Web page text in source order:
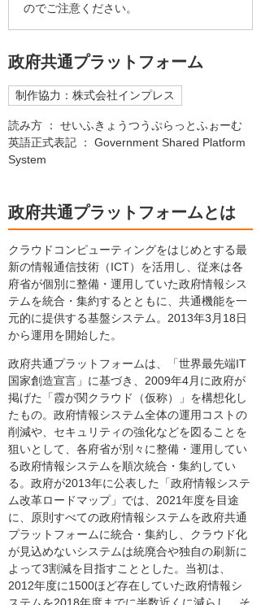
のでご注意ください。
政府共通プラットフォーム
制作協力：株式会社インプレス
読み方 ： せいふきょうつうぷらっとふぉーむ
英語正式表記 ： Government Shared Platform
System
政府共通プラットフォームとは
クラウドコンピューティングをはじめとする最
新の情報通信技術（ICT）を活用し、従来は各
府省が個別に整備・運用していた政府情報シス
テムを統合・集約するとともに、共通機能を一
元的に提供する基盤システム。2013年3月18日
から運用を開始した。
政府共通プラットフォームは、「世界最先端IT
国家創造宣言」に基づき、2009年4月に政府が
掲げた「霞が関クラウド（仮称）」を構想化し
たもの。政府情報システム全体の運用コストの
削減や、セキュリティの強化などを図ることを
狙いとして、各府省が別々に整備・運用してい
る政府情報システムを順次統合・集約してい
る。政府が2013年に公表した「政府情報システ
ム改革ロードマップ」では、2021年度を目途
に、原則すべての政府情報システムを政府共通
プラットフォームに統合・集約し、クラウド化
が見込めないシステムは統廃合や独自の刷新に
よって3割減を目指すこととした。当初は、
2012年度に1500ほど存在していた政府情報シ